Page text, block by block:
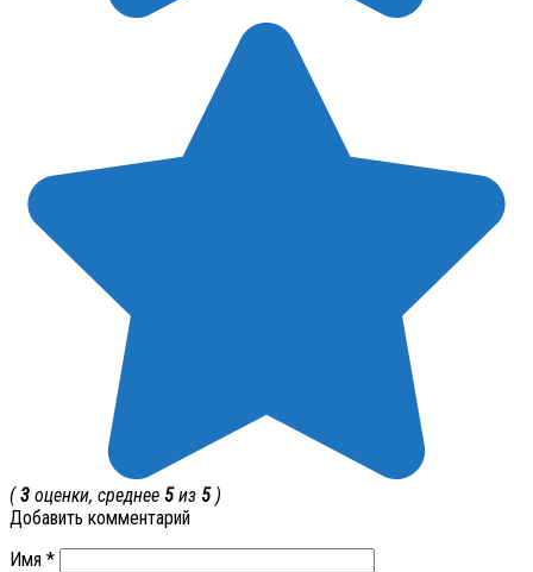
(3 оценки, среднее 5из 5)
Добавить комментарий
Имя *